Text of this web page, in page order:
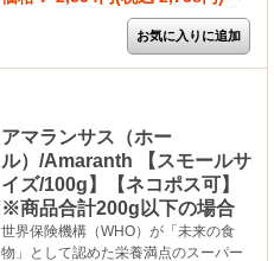
アマランサス（ホー
ル）/Amaranth 【スモールサ
イズ/100g】【ネコポス可】
※商品合計200g以下の場合
世界保険機構（WHO）が「未来の食
物」として認めた栄養満点のスーパー